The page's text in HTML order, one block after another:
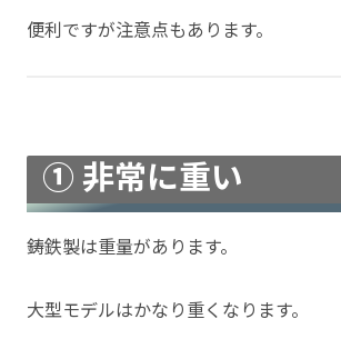
便利ですが注意点もあります。
① 非常に重い
鋳鉄製は重量があります。
大型モデルはかなり重くなります。